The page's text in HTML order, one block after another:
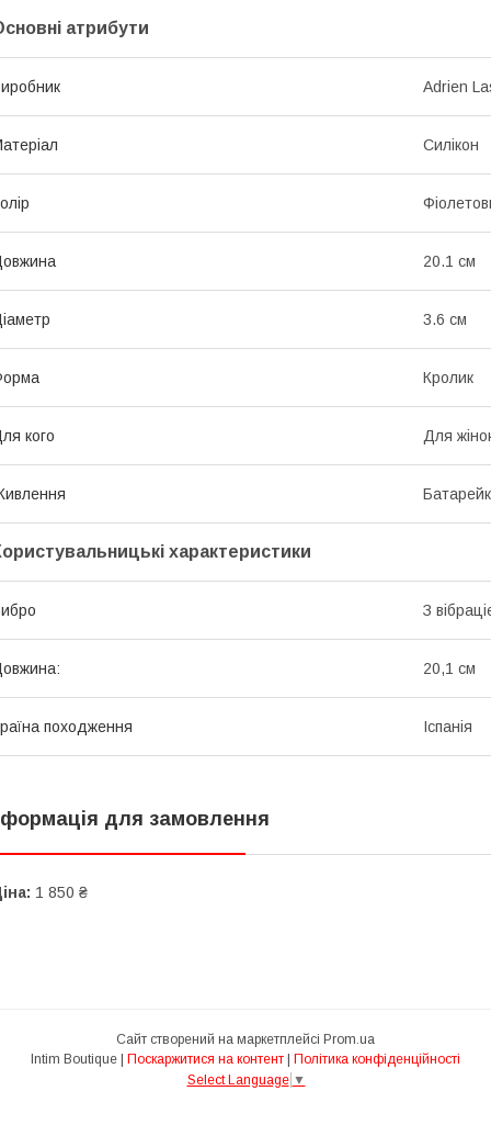
атрибути
Adrien
Силікон
20.1 см
3.6 см
Кролик
кого Для
характеристики
З
20,1 см
походження Іспанія
для замовлення
1 850 ₴
Сайт створений на маркетплейсі Prom.ua
Intim Boutique | Поскаржитися на контент | Політика конфіденційності
Select Language ▼